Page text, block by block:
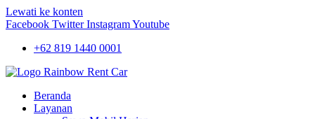
Lewati ke konten
Facebook Twitter InstagramYoutube
+62 819 1440 0001
Beranda
Layanan